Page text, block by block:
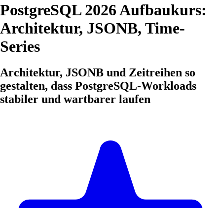
PostgreSQL 2026 Aufbaukurs:
Architektur, JSONB, Time-
Series
Architektur, JSONB und Zeitreihen so
gestalten, dass PostgreSQL-Workloads
stabiler und wartbarer laufen